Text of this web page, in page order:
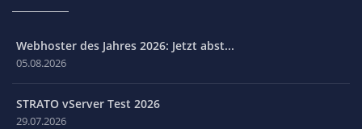
Webhoster des Jahres 2026: Jetzt abst...
05.08.2026
STRATO vServer Test 2026
29.07.2026